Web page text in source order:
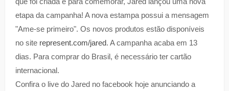
etapa da campanha! A nova estampa possui a mensagem
"Ame-se primeiro". Os novos produtos estão disponíveis
no site represent.com/jared. A campanha acaba em 13
dias. Para comprar do Brasil, é necessário ter cartão
internacional.
Confira o live do Jared no facebook hoje anunciando a